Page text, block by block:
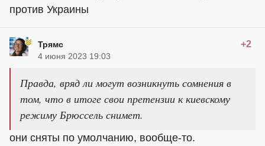
против Украины
Трямс +2
4 июня 2023 19:03
Правда, вряд ли могут возникнуть сомнения в
том, что в итоге свои претензии к киевскому
режиму Брюссель снимет.
они сняты по умолчанию, вообще-то.